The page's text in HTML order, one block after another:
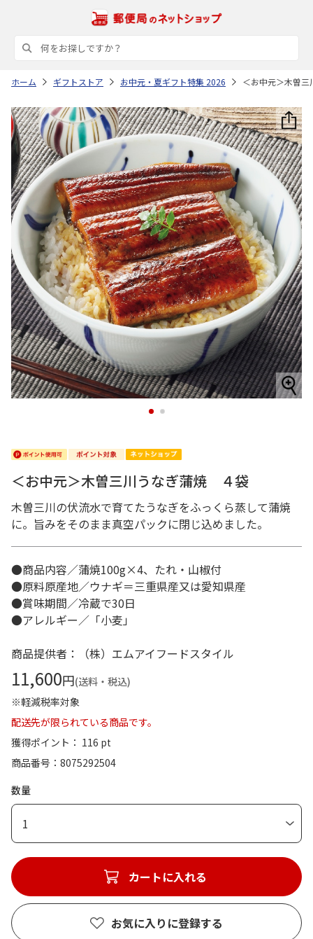
ホーム ギフトストア お中元・夏ギフト特集 2026 ＜お中元＞木曽
1 2
＜お中元＞木曽三川うなぎ蒲焼 ４袋
木曽三川の伏流水で育てたうなぎをふっくら蒸して蒲焼
に。旨みをそのまま真空パックに閉じ込めました。
●商品内容／蒲焼100g×4、たれ・山椒付
●原料原産地／ウナギ＝三重県産又は愛知県産
●賞味期間／冷蔵で30日
●アレルギー／「小麦」
商品提供者：（株）エムアイフードスタイル
11,600円(送料・税込)
※軽減税率対象
配送先が限られている商品です。
獲得ポイント： 116 pt
商品番号
8075292504
数量
1
カートに入れる
お気に入りに登録する